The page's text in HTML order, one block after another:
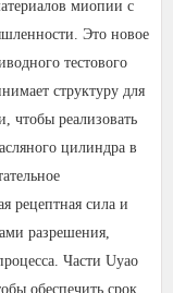
миопии с
Это новое
тестового
структуру для
чтобы реализовать
цилиндра в
рецептная сила и
разрешения,
Части Uyao
обеспечить срок